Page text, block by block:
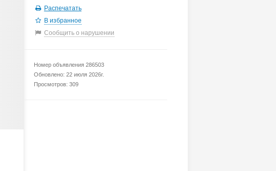
Распечатать
В избранное
Сообщить о нарушении
Номер объявления 286503
Обновлено: 22 июля 2026г.
Просмотров: 309